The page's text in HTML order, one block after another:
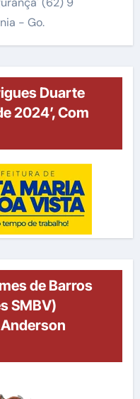
- Go.
Duarte
2024’, Com
de Barros
SMBV)